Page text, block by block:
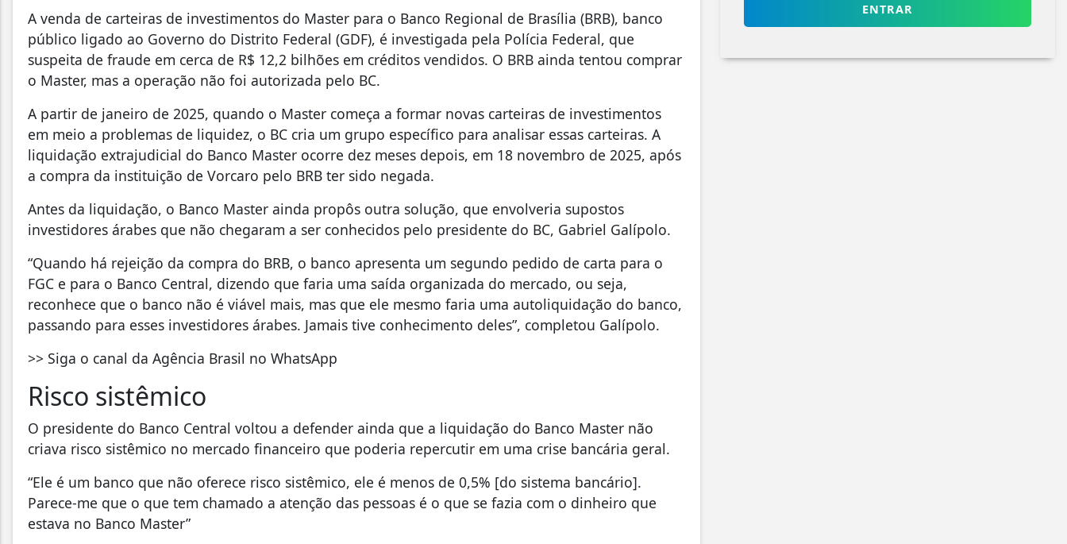
A venda de carteiras de investimentos do Master para o Banco Regional de Brasília (BRB), banco
público ligado ao Governo do Distrito Federal (GDF), é investigada pela Polícia Federal, que
suspeita de fraude em cerca de R$ 12,2 bilhões em créditos vendidos. O BRB ainda tentou comprar
o Master, mas a operação não foi autorizada pelo BC.
A partir de janeiro de 2025, quando o Master começa a formar novas carteiras de investimentos
em meio a problemas de liquidez, o BC cria um grupo específico para analisar essas carteiras. A
liquidação extrajudicial do Banco Master ocorre dez meses depois, em 18 novembro de 2025, após
a compra da instituição de Vorcaro pelo BRB ter sido negada.
Antes da liquidação, o Banco Master ainda propôs outra solução, que envolveria supostos
investidores árabes que não chegaram a ser conhecidos pelo presidente do BC, Gabriel Galípolo.
“Quando há rejeição da compra do BRB, o banco apresenta um segundo pedido de carta para o
FGC e para o Banco Central, dizendo que faria uma saída organizada do mercado, ou seja,
reconhece que o banco não é viável mais, mas que ele mesmo faria uma autoliquidação do banco,
passando para esses investidores árabes. Jamais tive conhecimento deles”, completou Galípolo.
>> Siga o canal da Agência Brasil no WhatsApp
Risco sistêmico
O presidente do Banco Central voltou a defender ainda que a liquidação do Banco Master não
criava risco sistêmico no mercado financeiro que poderia repercutir em uma crise bancária geral.
“Ele é um banco que não oferece risco sistêmico, ele é menos de 0,5% [do sistema bancário].
Parece-me que o que tem chamado a atenção das pessoas é o que se fazia com o dinheiro que
estava no Banco Master”
ENTRAR